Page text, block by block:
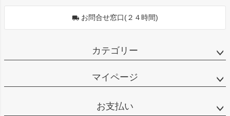
お問合せ窓口(２４時間)
カテゴリー
マイページ
お支払い